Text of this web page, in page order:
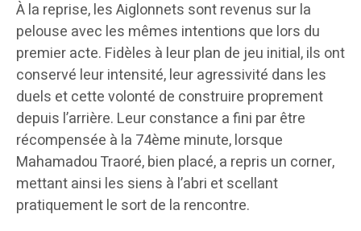
À la reprise, les Aiglonnets sont revenus sur la
pelouse avec les mêmes intentions que lors du
premier acte. Fidèles à leur plan de jeu initial, ils ont
conservé leur intensité, leur agressivité dans les
duels et cette volonté de construire proprement
depuis l’arrière. Leur constance a fini par être
récompensée à la 74ème minute, lorsque
Mahamadou Traoré, bien placé, a repris un corner,
mettant ainsi les siens à l’abri et scellant
pratiquement le sort de la rencontre.